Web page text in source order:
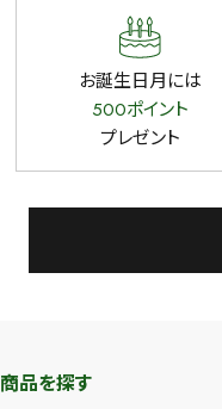
お誕生日月には
500ポイント
プレゼント
商品を探す